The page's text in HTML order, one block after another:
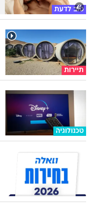
טוב לדעת
תיירות
טכנולוגיה